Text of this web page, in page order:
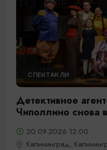
СПЕКТАКЛИ
Детективное
Чиполлино снова
20.09.2026 12:00
Калининград,